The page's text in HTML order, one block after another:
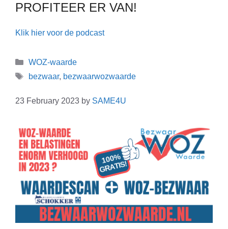
PROFITEER ER VAN!
Klik hier voor de podcast
WOZ-waarde
bezwaar, bezwaarwozwaarde
23 February 2023 by SAME4U